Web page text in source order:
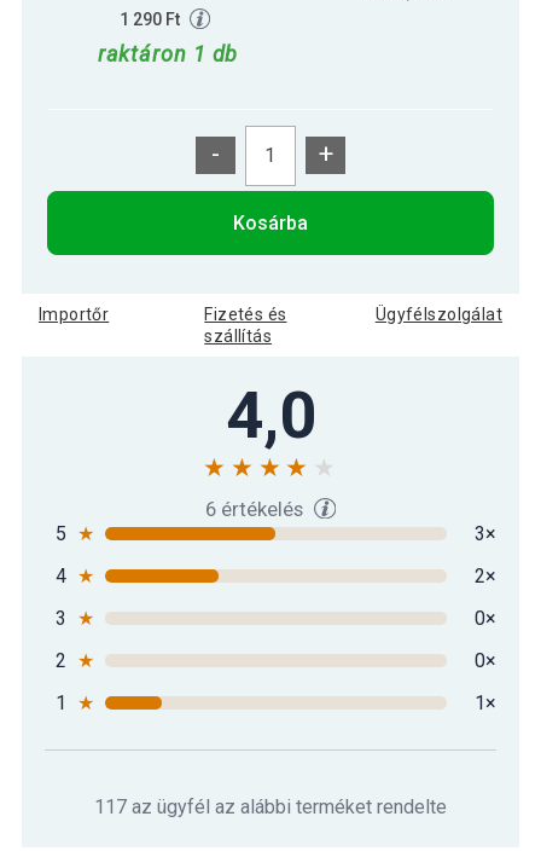
1 290 Ft
raktáron 1 db
- +
Kosárba
Importőr
Fizetés és
szállítás
Ügyfélszolgálat
4,0
6 értékelés
5 ★
3×
4 ★
2×
3
★
0×
2 ★
0×
1
★ 1×
117 az ügyfél az alábbi terméket rendelte